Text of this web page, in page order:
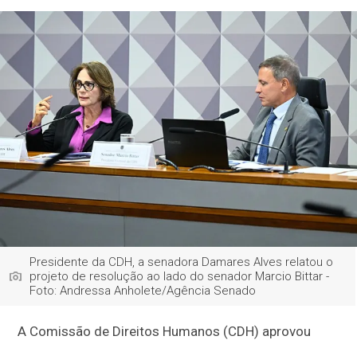
Presidente da CDH, a senadora Damares Alves relatou o
projeto de resolução ao lado do senador Marcio Bittar -
Foto: Andressa Anholete/Agência Senado
A Comissão de Direitos Humanos (CDH) aprovou